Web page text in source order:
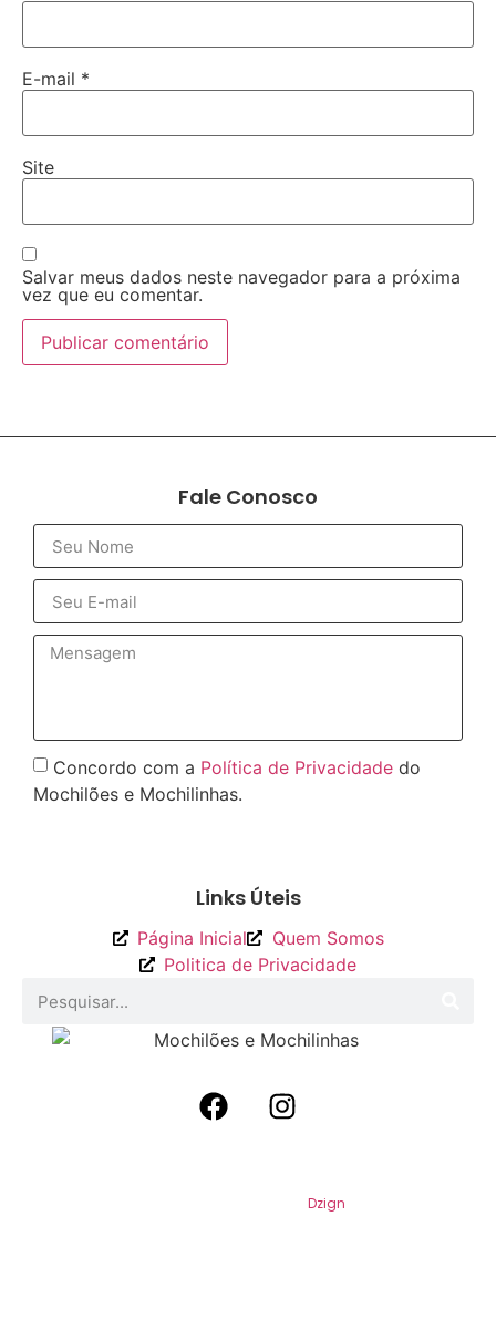
E-mail *
Site
Salvar meus dados neste navegador para a próxima
vez que eu comentar.
Fale Conosco
Concordo com a Política de Privacidade do
Mochilões e Mochilinhas.
Links Úteis
Página Inicial
Quem Somos
Politica de Privacidade
Dzign